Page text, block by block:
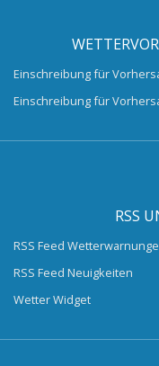
Einschreibung für
Einschreibung für
RSS
RSS Feed
RSS Feed Neuigkeiten
Wetter Widget